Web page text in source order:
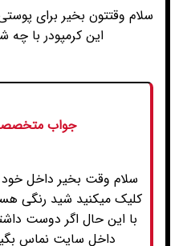
این کرمپودر با چه
جواب
سلام وقت بخیر داخل
کلیک میکنید شید رنگی
با این حال اگر دوست
داخل سایت نماس